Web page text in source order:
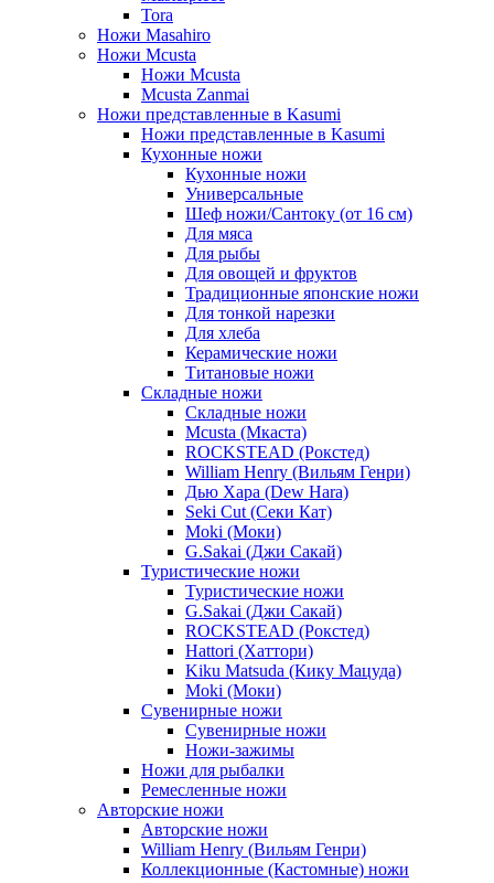
Tora
Ножи Masahiro
Ножи Mcusta
Ножи Mcusta
Mcusta Zanmai
Ножи представленные в Kasumi
Ножи представленные в Kasumi
Кухонные ножи
Кухонные ножи
Универсальные
Шеф ножи/Сантоку (от 16 см)
Для мяса
Для рыбы
Для овощей и фруктов
Традиционные японские ножи
Для тонкой нарезки
Для хлеба
Керамические ножи
Титановые ножи
Складные ножи
Складные ножи
Mcusta (Мкаста)
ROCKSTEAD (Рокстед)
William Henry (Вильям Генри)
Дью Хара (Dew Hara)
Seki Cut (Секи Кат)
Moki (Моки)
G.Sakai (Джи Сакай)
Туристические ножи
Туристические ножи
G.Sakai (Джи Сакай)
ROCKSTEAD (Рокстед)
Hattori (Хаттори)
Kiku Matsuda (Кику Мацуда)
Moki (Моки)
Сувенирные ножи
Сувенирные ножи
Ножи-зажимы
Ножи для рыбалки
Ремесленные ножи
Авторские ножи
Авторские ножи
William Henry (Вильям Генри)
Коллекционные (Кастомные) ножи